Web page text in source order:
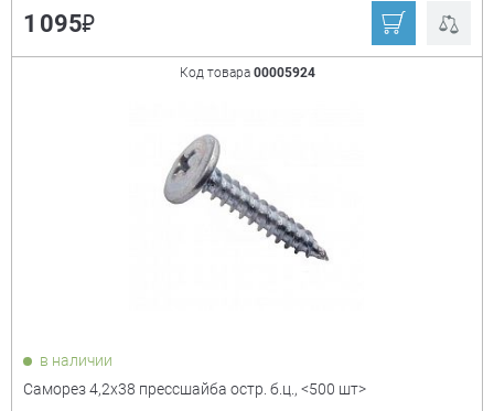
1 095₽
Код товара 00005924
в наличии
Саморез 4,2х38 прессшайба остр. б.ц., <500 шт>